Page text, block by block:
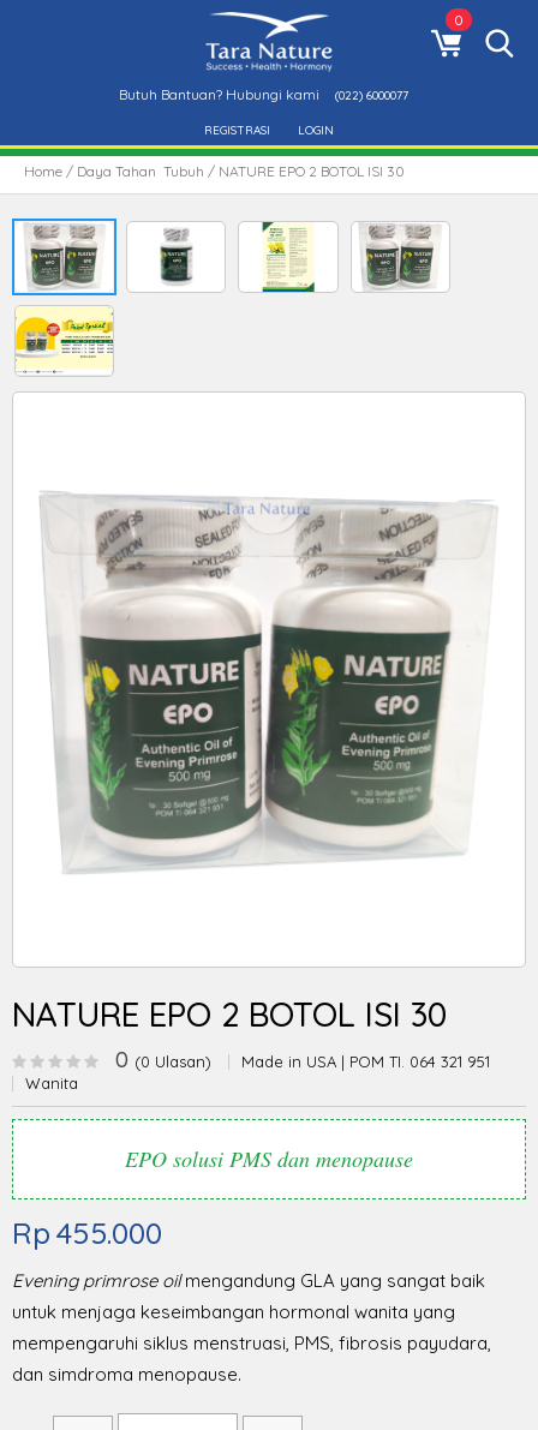
0
Butuh Bantuan? Hubungi kami (022) 6000077
REGISTRASI LOGIN
Home / Daya Tahan Tubuh / NATURE EPO 2 BOTOL ISI 30
NATURE EPO 2 BOTOL ISI 30
0 (0 Ulasan)
Made in USA | POM TI. 064 321 951
Wanita
EPO solusi PMS dan menopause
Rp455.000
Evening primrose oilmengandung GLA yang sangat baik
untuk menjaga keseimbangan hormonal wanita yang
mempengaruhi siklus menstruasi, PMS, fibrosis payudara,
dan simdroma menopause.